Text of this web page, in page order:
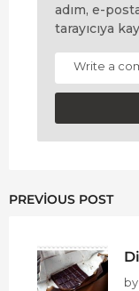
adım, e-
tarayıcıya
PREVIOUS POST
by